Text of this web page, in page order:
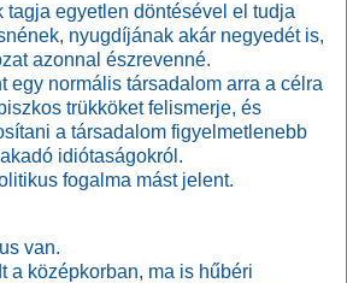
tagja egyetlen döntésével el tudja
nyugdíjának akár negyedét is,
azonnal észrevenné.
egy normális társadalom arra a célra
trükköket felismerje, és
a társadalom figyelmetlenebb
idiótaságokról.
fogalma mást jelent.
van.
a középkorban, ma is hűbéri